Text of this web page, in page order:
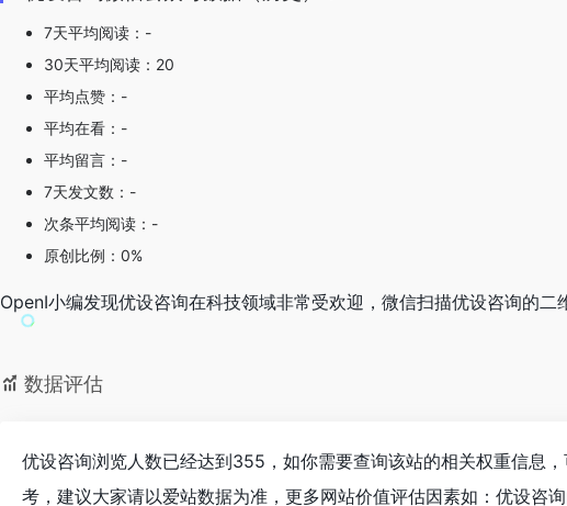
7天平均阅读：-
30天平均阅读：20
平均点赞：-
平均在看：-
平均留言：-
7天发文数：-
次条平均阅读：-
原创比例：0%
OpenI小编发现优设咨询在科技领域非常受欢迎，微信扫描优设咨询的二
数据评估
优设咨询浏览人数已经达到355，如你需要查询该站的相关权重信息
考，建议大家请以爱站数据为准，更多网站价值评估因素如：优设咨